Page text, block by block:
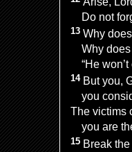
Do not
13 Why
Why does
“He won’t
14 But you,
you
The victims
you are
15 Break